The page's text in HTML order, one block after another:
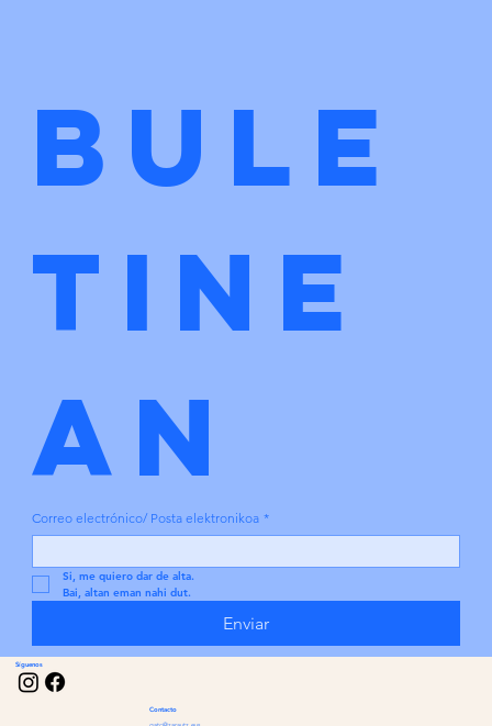
bule
tine
an
Correo electrónico/ Posta elektronikoa *
Si, me quiero dar de alta.
Bai, altan eman nahi dut.
Enviar
Contacto
Síguenos